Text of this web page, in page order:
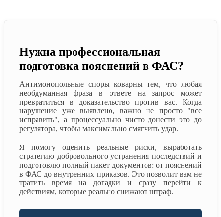
Нужна профессиональная
подготовка пояснений в ФАС?
Антимонопольные споры коварны тем, что любая
необдуманная фраза в ответе на запрос может
превратиться в доказательство против вас. Когда
нарушение уже выявлено, важно не просто "все
исправить", а процессуально чисто донести это до
регулятора, чтобы максимально смягчить удар.
Я помогу оценить реальные риски, выработать
стратегию добровольного устранения последствий и
подготовлю полный пакет документов: от пояснений
в ФАС до внутренних приказов. Это позволит вам не
тратить время на догадки и сразу перейти к
действиям, которые реально снижают штраф.